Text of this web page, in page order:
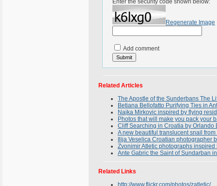
Enter the security code shown below:
Regenerate Image
Add comment
Related Articles
The Apostle of the Sunderbans The
Betiana Bellofatto Purifying Ties in
Najka Mirkovic inspired by flying
Photos that will make you pack your
Cliff Searching in Croatia by Orlando
A new beautiful translucent snail
Ilija Veselica Croatian photographer
Zvonimir Atletic photographs inspired
Ante Gabric the Saint of Sundarban
Related Links
http://www.flickr.com/photos/zatletic/